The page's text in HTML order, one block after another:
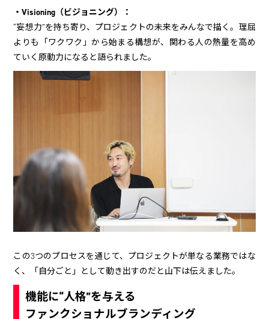
・Visioning（ビジョニング）：
“妄想力”を持ち寄り、プロジェクトの未来をみんなで描く。理屈
よりも「ワクワク」から始まる構想が、関わる人の熱量を高め
ていく原動力になると語られました。
この3つのプロセスを通じて、プロジェクトが単なる業務ではな
く、「自分ごと」として動き出すのだと山下は伝えました。
機能に“人格”を与える
ファンクショナルブランディング